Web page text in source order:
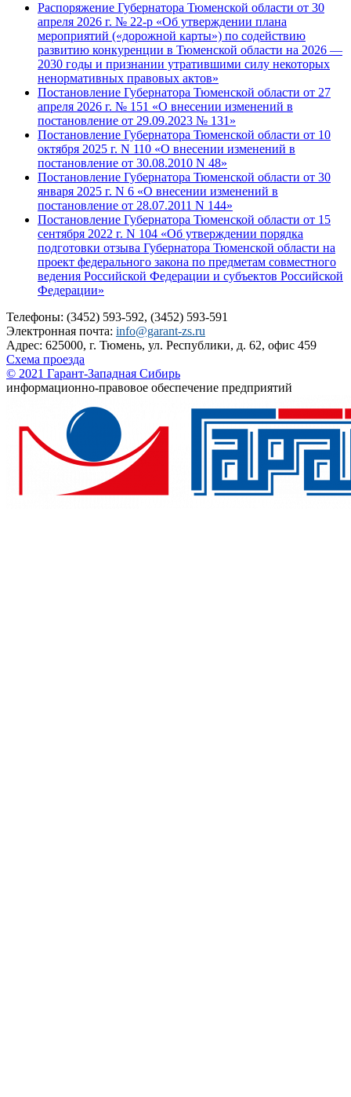
Распоряжение Губернатора Тюменской области от 30
апреля 2026 г. № 22-р «Об утверждении плана
мероприятий («дорожной карты») по содействию
развитию конкуренции в Тюменской области на 2026 —
2030 годы и признании утратившими силу некоторых
ненормативных правовых актов»
Постановление Губернатора Тюменской области от 27
апреля 2026 г. № 151 «О внесении изменений в
постановление от 29.09.2023 № 131»
Постановление Губернатора Тюменской области от 10
октября 2025 г. N 110 «О внесении изменений в
постановление от 30.08.2010 N 48»
Постановление Губернатора Тюменской области от 30
января 2025 г. N 6 «О внесении изменений в
постановление от 28.07.2011 N 144»
Постановление Губернатора Тюменской области от 15
сентября 2022 г. N 104 «Об утверждении порядка
подготовки отзыва Губернатора Тюменской области на
проект федерального закона по предметам совместного
ведения Российской Федерации и субъектов Российской
Федерации»
Телефоны: (3452) 593-592, (3452) 593-591
Электронная почта: info@garant-zs.ru
Адрес: 625000, г. Тюмень, ул. Республики, д. 62, офис 459
Схема проезда
© 2021 Гарант-Западная Сибирь
информационно-правовое обеспечение предприятий